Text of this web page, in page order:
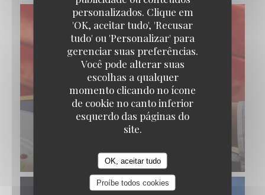
personalizados. Clique em
'OK, aceitar tudo', 'Recusar
tudo' ou 'Personalizar' para
gerenciar suas preferências.
Você pode alterar suas
escolhas a qualquer
momento clicando no ícone
de cookie no canto inferior
esquerdo das páginas do
site.
OK, aceitar tudo
Proíbe todos cookies
COUPE FRAMBOISES